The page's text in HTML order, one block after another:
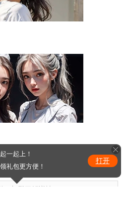
加群了解详情224611913
一起上！
礼包更方便！
打开